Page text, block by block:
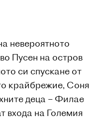
невероятното
Пусен на остров
си спускане от
крайбрежие, Соня
деца – Филае
входа на Големия